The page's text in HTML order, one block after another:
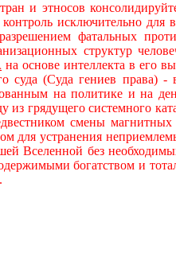
и этносов
исключительно
фатальных
структур
на основе интеллекта в его
суда (Суда гениев
на политике и на
из грядущего системного
смены магнитных
для устранения
Вселенной без
богатством и